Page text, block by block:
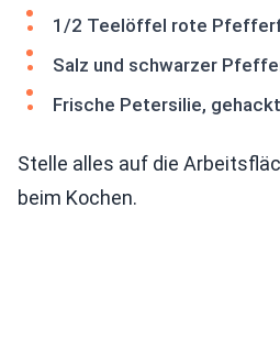
1/2 Teelöffel rote
Salz und schwarzer
Frische Petersilie,
Stelle alles auf die
beim Kochen.